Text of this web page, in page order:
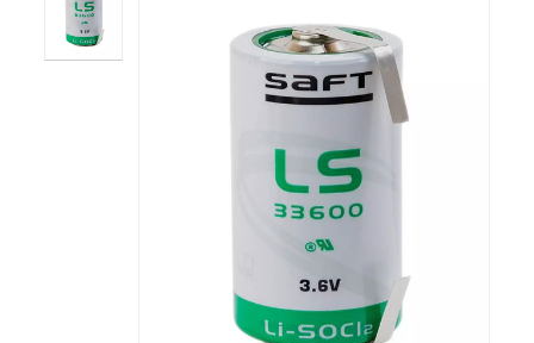
10
Basado en 1 reseñas
Ordenar porfecha descendente
Publicado el 12/8/25, 11:16 PM